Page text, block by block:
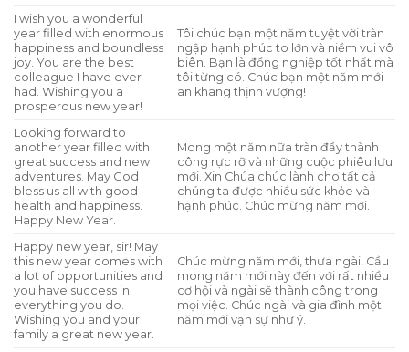
I wish you a wonderful
year filled with enormous
happiness and boundless
joy. You are the best
colleague I have ever
had. Wishing you a
prosperous new year!
Tôi chúc bạn một năm tuyệt vời tràn
ngập hạnh phúc to lớn và niềm vui vô
biên. Bạn là đồng nghiệp tốt nhất mà
tôi từng có. Chúc bạn một năm mới
an khang thịnh vượng!
Looking forward to
another year filled with
great success and new
adventures. May God
bless us all with good
health and happiness.
Happy New Year.
Mong một năm nữa tràn đầy thành
công rực rỡ và những cuộc phiêu lưu
mới. Xin Chúa chúc lành cho tất cả
chúng ta được nhiều sức khỏe và
hạnh phúc. Chúc mừng năm mới.
Happy new year, sir! May
this new year comes with
a lot of opportunities and
you have success in
everything you do.
Wishing you and your
family a great new year.
Chúc mừng năm mới, thưa ngài! Cầu
mong năm mới này đến với rất nhiều
cơ hội và ngài sẽ thành công trong
mọi việc. Chúc ngài và gia đình một
năm mới vạn sự như ý.